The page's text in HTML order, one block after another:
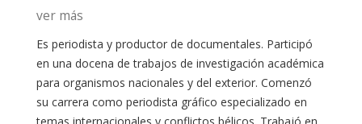
ver más
Es periodista y productor de documentales. Participó
en una docena de trabajos de investigación académica
para organismos nacionales y del exterior. Comenzó
su carrera como periodista gráfico especializado en
temas internacionales y conflictos bélicos. Trabajó en